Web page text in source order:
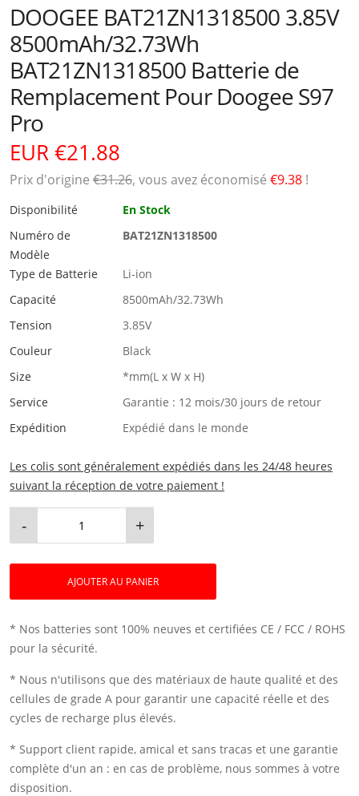
DOOGEE BAT21ZN1318500 3.85V
8500mAh/32.73Wh
BAT21ZN1318500 Batterie de
Remplacement Pour Doogee S97
Pro
EUR €21.88
Prix ​​d'origine €31.26, vous avez économisé €9.38 !
Disponibilité
En Stock
Numéro de
Modèle
BAT21ZN1318500
Type de Batterie
Li-ion
Capacité
8500mAh/32.73Wh
Tension
3.85V
Couleur
Black
Size
*mm(L x W x H)
Service
Garantie : 12 mois/30 jours de retour
Expédition
Expédié dans le monde
Les colis sont généralement expédiés dans les 24/48 heures
suivant la réception de votre paiement !
- +
AJOUTER AU PANIER
* Nos batteries sont 100% neuves et certifiées CE / FCC / ROHS
pour la sécurité.
* Nous n'utilisons que des matériaux de haute qualité et des
cellules de grade A pour garantir une capacité réelle et des
cycles de recharge plus élevés.
* Support client rapide, amical et sans tracas et une garantie
complète d'un an : en cas de problème, nous sommes à votre
disposition.